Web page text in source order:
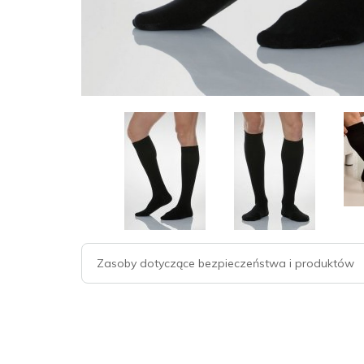
Zasoby dotyczące bezpieczeństwa i produktów